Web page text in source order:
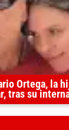
Ortega, la
tras su